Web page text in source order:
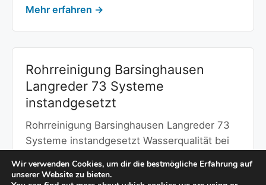
Mehr erfahren →
Rohrreinigung Barsinghausen
Langreder 73 Systeme
instandgesetzt
Rohrreinigung Barsinghausen Langreder 73
Systeme instandgesetzt Wasserqualität bei
Wasserqualität und Wasserhärte…
Wir verwenden Cookies, um dir die bestmögliche Erfahrung auf
unserer Website zu bieten.